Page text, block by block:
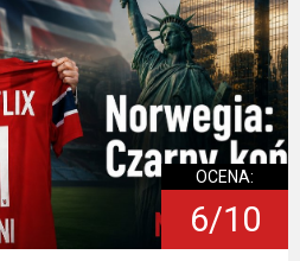
OCENA:
6/10